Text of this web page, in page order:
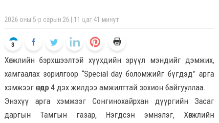
2026 оны 5-р сарын 26 | 11 цаг 41 минут
3
Хөгжлийн бэрхшээлтэй хүүхдийн эрүүл мэндийг дэмжих,
хамгаалах зорилгоор “Special day боломжийг бүгдэд” арга
хэмжээг өнөөдөр 4 дэх жилдээ амжилттай зохион байгууллаа.
Энэхүү арга хэмжээг Сонгинохайрхан дүүргийн Засаг
даргын Тамгын газар, Нэгдсэн эмнэлэг, Хөгжлийн